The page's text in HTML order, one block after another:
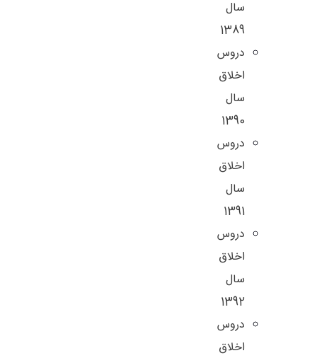
سال
1389
دروس
اخلاق
سال
1390
دروس
اخلاق
سال
1391
دروس
اخلاق
سال
1392
دروس
اخلاق